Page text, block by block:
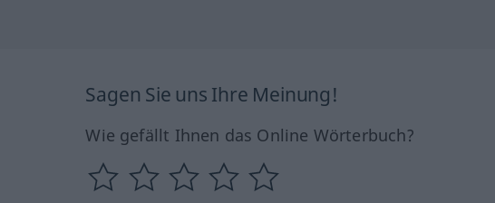
Sagen Sie uns Ihre Meinung!
Wie gefällt Ihnen das Online Wörterbuch?